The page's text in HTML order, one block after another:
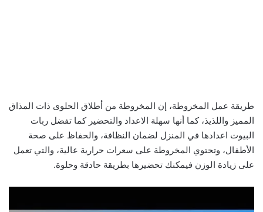
طريقة عمل المخروطة، إن المخروطة من أطلاق الحلوى ذات المذاق
المميز واللذيذ، كما أنها سهلة الاعداد والتحضير كما تفضل ربات
البيوت اعدادها في المنزل لضمان النظافة، والحفاظ على صحة
الأطفال، وتحتوي المخروطة على سعرات حرارية عالية، والتي تعمل
على زيادة الوزن فيمكنك تحضيرها بطريقة حادقة وحلوة.